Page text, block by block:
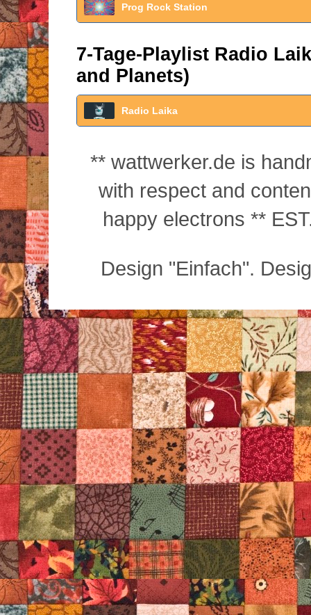
Prog Rock Station
7-Tage-Playlist Radio
and Planets)
Radio Laika
** wattwerker.de is
with respect and
happy electrons **
Design "Einfach".